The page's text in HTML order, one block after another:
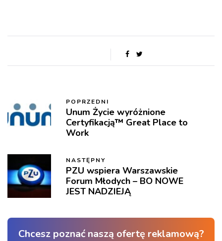
POPRZEDNI
Unum Życie wyróżnione
Certyfikacją™ Great Place to
Work
NASTĘPNY
PZU wspiera Warszawskie
Forum Młodych – BO NOWE
JEST NADZIEJĄ
Chcesz poznać naszą ofertę reklamową?